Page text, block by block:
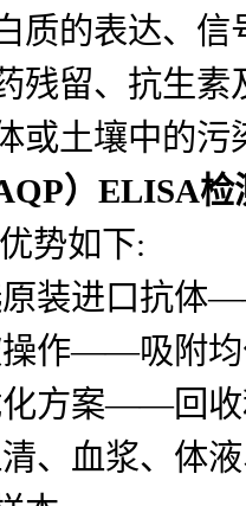
质的表达、信
残留、抗生素
或土壤中的
）ELISA检
势如下:
原装进口抗体
作——吸附
化方案——回
、血浆、体